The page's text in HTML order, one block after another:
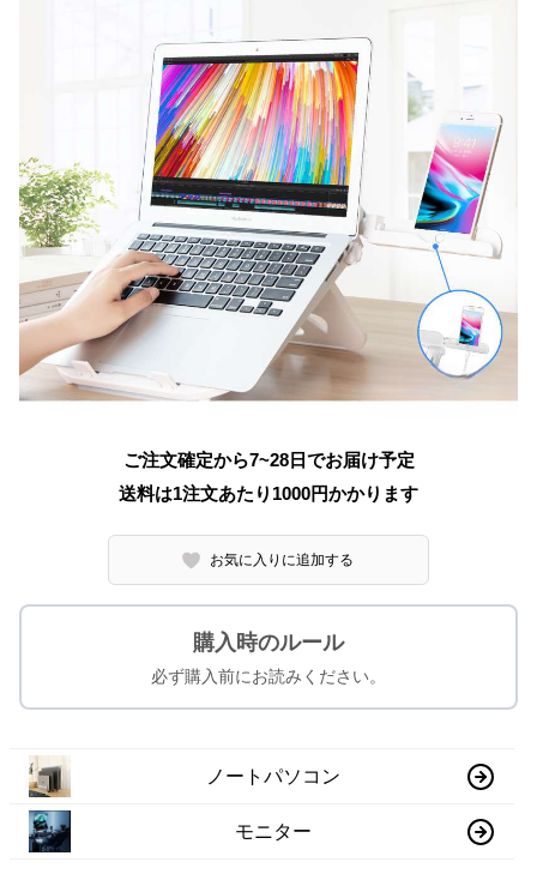
ご注文確定から7~28日でお届け予定
送料は1注文あたり 1000円かかります
お気に入りに追加する
購入時のルール
必ず購入前にお読みください。
ノートパソコン
モニター